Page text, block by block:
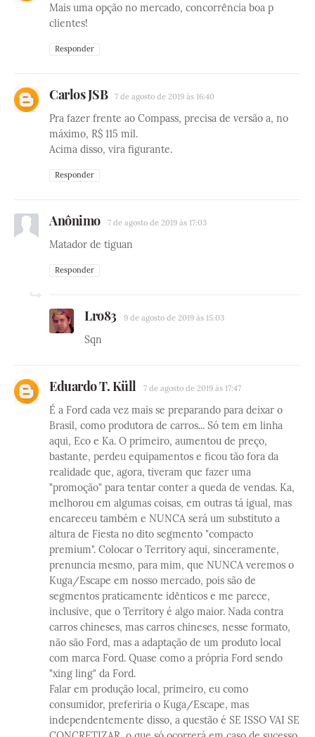
Mais uma opção no mercado, concorrência boa p
clientes!
Responder
Carlos JSB 7 de agosto de 2019 às 16:40
Pra fazer frente ao Compass, precisa de versão a, no
máximo, R$ 115 mil.
Acima disso, vira figurante.
Responder
Anônimo 7 de agosto de 2019 às 17:03
Matador de tiguan
Responder
Lro83 9 de agosto de 2019 às 15:03
Sqn
Eduardo T. Küll 7 de agosto de 2019 às 17:47
É a Ford cada vez mais se preparando para deixar o
Brasil, como produtora de carros... Só tem em linha
aqui, Eco e Ka. O primeiro, aumentou de preço,
bastante, perdeu equipamentos e ficou tão fora da
realidade que, agora, tiveram que fazer uma
"promoção" para tentar conter a queda de vendas. Ka,
melhorou em algumas coisas, em outras tá igual, mas
encareceu também e NUNCA será um substituto a
altura de Fiesta no dito segmento "compacto
premium". Colocar o Territory aqui, sinceramente,
prenuncia mesmo, para mim, que NUNCA veremos o
Kuga/Escape em nosso mercado, pois são de
segmentos praticamente idênticos e me parece,
inclusive, que o Territory é algo maior. Nada contra
carros chineses, mas carros chineses, nesse formato,
não são Ford, mas a adaptação de um produto local
com marca Ford. Quase como a própria Ford sendo
"xing ling" da Ford.
Falar em produção local, primeiro, eu como
consumidor, preferiria o Kuga/Escape, mas
independentemente disso, a questão é SE ISSO VAI SE